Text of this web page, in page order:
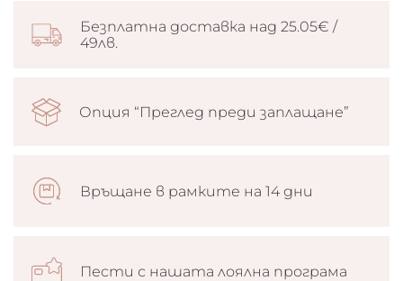
Безплатна доставка над 25.05€ /
49лв.
Опция “Преглед преди заплащане”
Връщане в рамките на 14 дни
Пести с нашата лоялна програма